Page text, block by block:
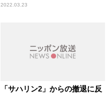
2022.03.23
「サハリン2」からの撤退に反